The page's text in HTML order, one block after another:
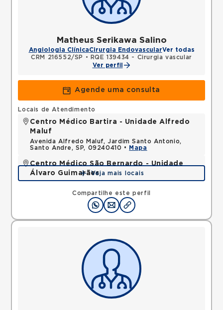
Matheus Serikawa Salino
Angiologia ClínicaCirurgia EndovascularVer todas
CRM 216552/SP
•
RQE 139434 - Cirurgia vascular
Ver perfil
Agende uma consulta
Compartilhe este perfil
Locais de Atendimento
Centro Médico Bartira - Unidade Alfredo
Maluf
Avenida Alfredo Maluf, Jardim Santo Antonio,
Santo Andre, SP, 09240410 •
Mapa
Centro Médico São Bernardo - Unidade
Álvaro Guimarães
Avenida Alvaro Guimaraes, Assuncao, Sao Bernardo
do Campo, SP, 09810010 •
Mapa
Veja mais locais